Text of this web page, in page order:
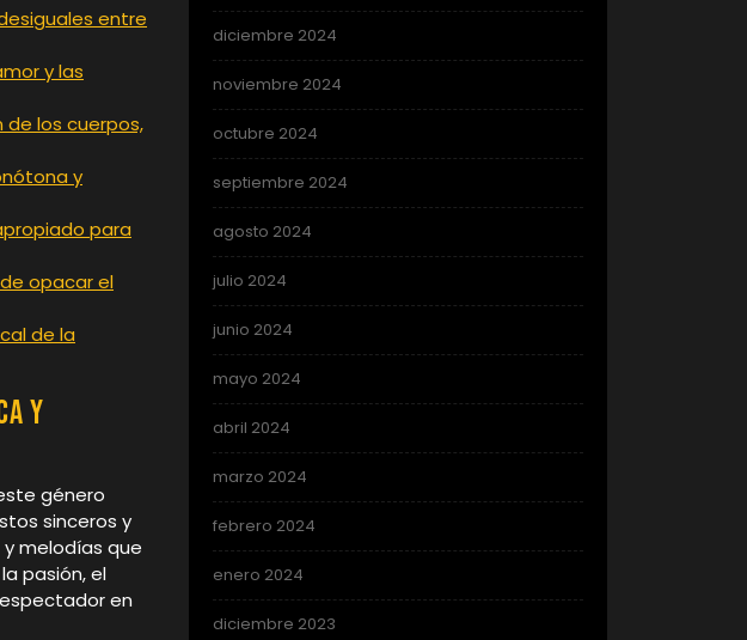
entre
y las
los cuerpos,
y
para
opacar el
de la
y
género
sinceros y
melodías que
pasión, el
en
diciembre 2024
noviembre 2024
octubre 2024
septiembre 2024
agosto 2024
julio 2024
junio 2024
mayo 2024
abril 2024
marzo 2024
febrero 2024
enero 2024
diciembre 2023